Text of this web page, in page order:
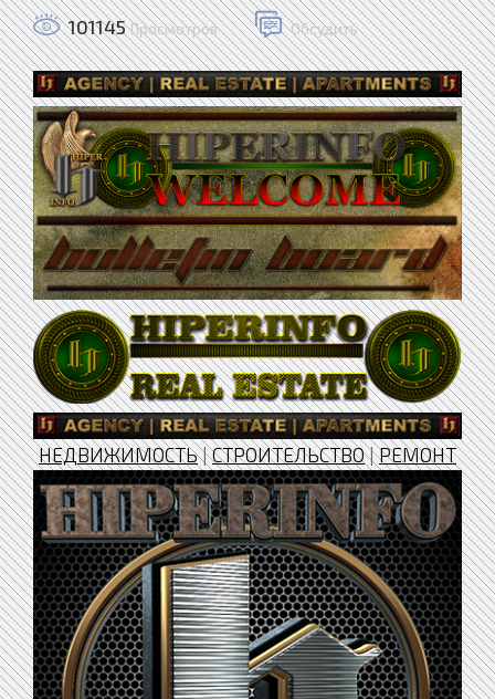
101145 Просмотров Обсудить
НЕДВИЖИМОСТЬ|СТРОИТЕЛЬСТВО|РЕМОНТ